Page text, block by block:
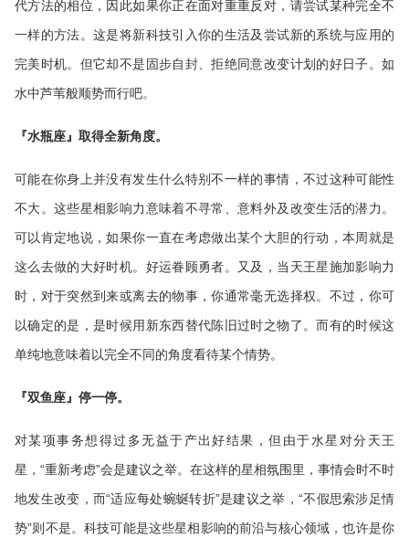
代方法的相位，因此如果你正在面对重重反对，请尝试某种完全不
一样的方法。这是将新科技引入你的生活及尝试新的系统与应用的
完美时机。但它却不是固步自封、拒绝同意改变计划的好日子。如
水中芦苇般顺势而行吧。
『水瓶座』取得全新角度。
可能在你身上并没有发生什么特别不一样的事情，不过这种可能性
不大。这些星相影响力意味着不寻常、意料外及改变生活的潜力。
可以肯定地说，如果你一直在考虑做出某个大胆的行动，本周就是
这么去做的大好时机。好运眷顾勇者。又及，当天王星施加影响力
时，对于突然到来或离去的物事，你通常毫无选择权。不过，你可
以确定的是，是时候用新东西替代陈旧过时之物了。而有的时候这
单纯地意味着以完全不同的角度看待某个情势。
『双鱼座』停一停。
对某项事务想得过多无益于产出好结果，但由于水星对分天王
星，“重新考虑”会是建议之举。在这样的星相氛围里，事情会时不时
地发生改变，而“适应每处蜿蜒转折”是建议之举，“不假思索涉足情
势”则不是。科技可能是这些星相影响的前沿与核心领域，也许是你